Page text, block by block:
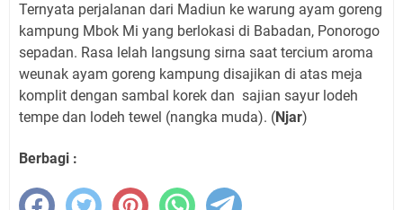
Ternyata perjalanan dari Madiun ke warung ayam goreng
kampung Mbok Mi yang berlokasi di Babadan, Ponorogo
sepadan. Rasa lelah langsung sirna saat tercium aroma
weunak ayam goreng kampung disajikan di atas meja
komplit dengan sambal korek dan sajian sayur lodeh
tempe dan lodeh tewel (nangka muda). (Njar)
Berbagi :